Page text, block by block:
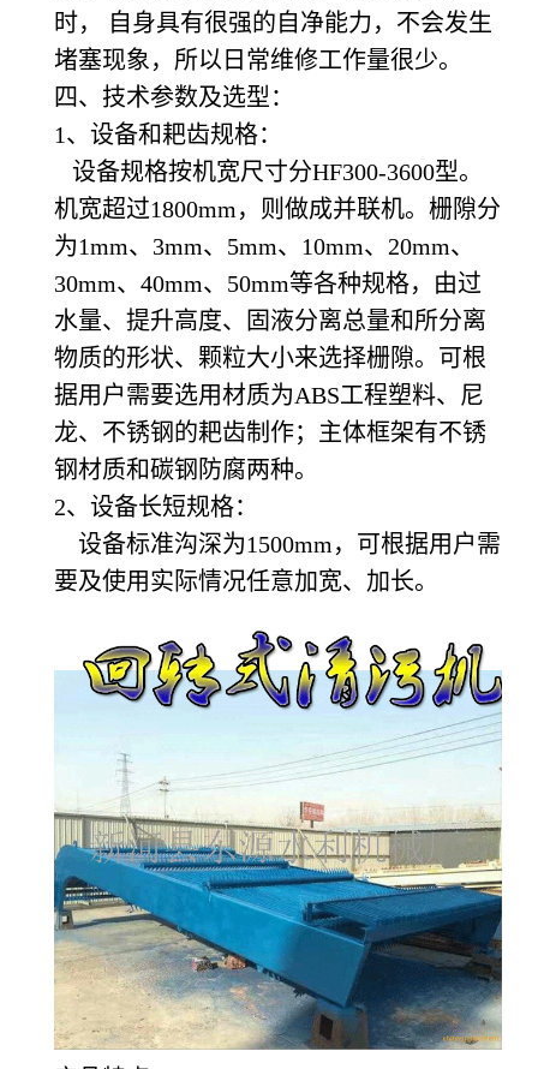
时， 自身具有很强的自净能力，不会发生
堵塞现象，所以日常维修工作量很少。
四、技术参数及选型：
1、设备和耙齿规格：
设备规格按机宽尺寸分HF300-3600型。
机宽超过1800mm，则做成并联机。栅隙分
为1mm、3mm、5mm、10mm、20mm、
30mm、40mm、50mm等各种规格，由过
水量、提升高度、固液分离总量和所分离
物质的形状、颗粒大小来选择栅隙。可根
据用户需要选用材质为ABS工程塑料、尼
龙、不锈钢的耙齿制作；主体框架有不锈
钢材质和碳钢防腐两种。
2、设备长短规格：
设备标准沟深为1500mm，可根据用户需
要及使用实际情况任意加宽、加长。